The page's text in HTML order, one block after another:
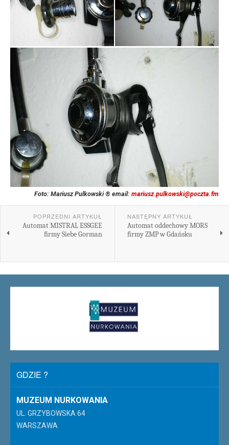
Foto: Mariusz Pulkowski ® email: mariusz.pulkowski@poczta.fm
POPRZEDNI ARTYKUŁ
Automat MISTRAL ESSGEE
firmy Siebe Gorman
NASTĘPNY ARTYKUŁ
Automat oddechowy MORS
firmy ZMP w Gdańsku
GDZIE ?
MUZEUM NURKOWANIA
UL. GRZYBOWSKA 64
WARSZAWA